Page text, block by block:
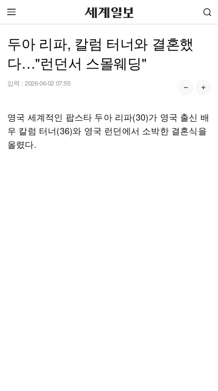
두아 리파, 칼럼 터너와 결혼했
다…"런던서 스몰웨딩"
입력 : 2026-06-02 07:55
영국 세계적인 팝스타 두아 리파(30)가 영국 출신 배
우 칼럼 터너(36)와 영국 런던에서 소박한 결혼식을
올렸다.